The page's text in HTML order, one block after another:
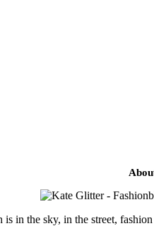
is in the sky, in the street,